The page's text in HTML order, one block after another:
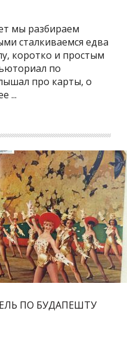
мы разбираем
сталкиваемся едва
коротко и простым
по
про карты, о
...
ПО БУДАПЕШТУ